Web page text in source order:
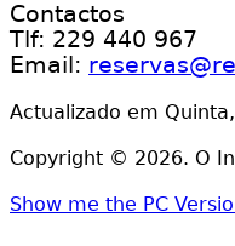
Contactos
Tlf: 229 440 967
Email:
Actualizado em
Copyright © 2026. O
Show me the PC